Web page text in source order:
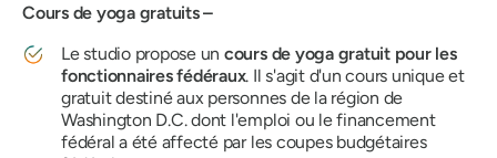
Cours de yoga gratuits –
Le studio propose un cours de yoga gratuit pour les
fonctionnaires fédéraux. Il s'agit d'un cours unique et
gratuit destiné aux personnes de la région de
Washington D.C. dont l'emploi ou le financement
fédéral a été affecté par les coupes budgétaires